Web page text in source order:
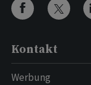
Kontakt
Werbung